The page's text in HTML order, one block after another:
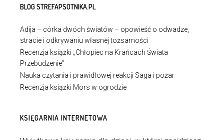
BLOG STREFAPSOTNIKA.PL
Adija – córka dwóch światów – opowieść o odwadze,
stracie i odkrywaniu własnej tożsamości
Recenzja książki „Chłopiec na Krańcach Świata
Przebudzenie”
Nauka czytania i prawidłowej reakcji Saga i pożar
Recenzja książki Mors w ogrodzie
KSIĘGARNIA INTERNETOWA